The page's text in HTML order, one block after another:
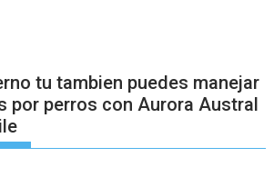
tu tambien puedes manejar
por perros con Aurora Austral